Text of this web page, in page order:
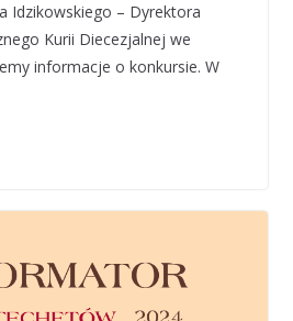
Idzikowskiego – Dyrektora
Kurii Diecezjalnej we
informacje o konkursie. W